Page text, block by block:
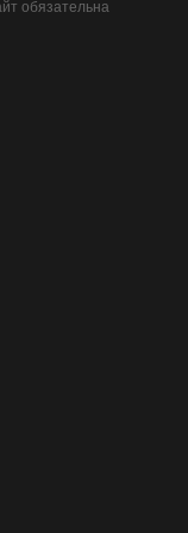
обязательна